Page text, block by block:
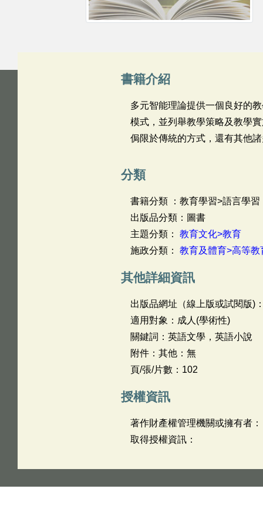
書籍介紹
多元智能理論提供一個良好的
模式，並列舉教學策略及教學
侷限於傳統的方式，還有其他
分類
書籍分類 ：教育學習>語言學
出版品分類：圖書
主題分類： 教育文化>教育
施政分類： 教育及體育>高等教
其他詳細資訊
出版品網址（線上版或試閱版)
適用對象：成人(學術性)
關鍵詞：英語文學，英語小說
附件：其他：無
頁/張/片數：102
授權資訊
著作財產權管理機關或擁有者：
取得授權資訊：